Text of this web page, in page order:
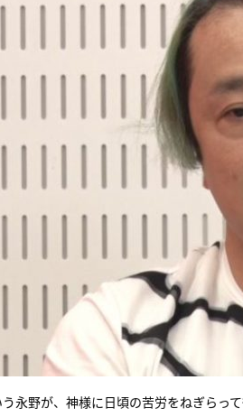
永野が、神様に日頃の苦労をねぎら